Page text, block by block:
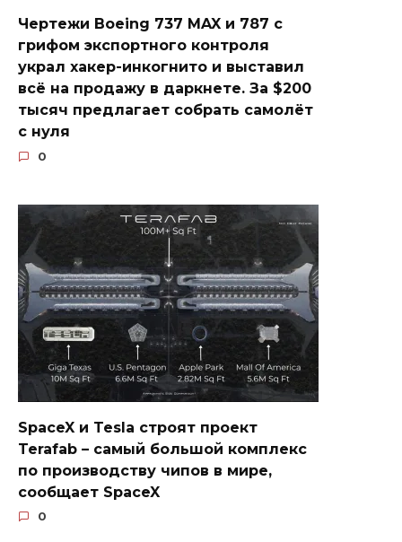
Чертежи Boeing 737 MAX и 787 с
грифом экспортного контроля
украл хакер-инкогнито и выставил
всё на продажу в даркнете. За $200
тысяч предлагает собрать самолёт
с нуля
0
SpaceX и Tesla строят проект
Terafab – самый большой комплекс
по производству чипов в мире,
сообщает SpaceX
0